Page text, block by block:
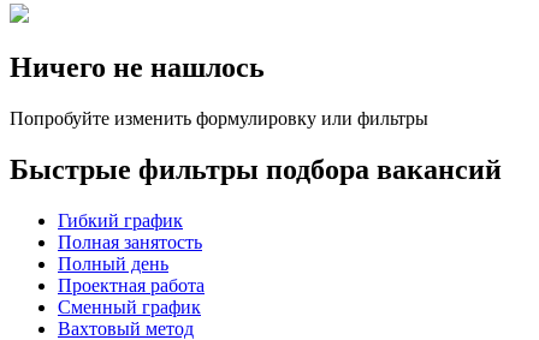
Ничего не нашлось
Попробуйте изменить формулировку или фильтры
Быстрые фильтры подбора вакансий
Гибкий график
Полная занятость
Полный день
Проектная работа
Сменный график
Вахтовый метод